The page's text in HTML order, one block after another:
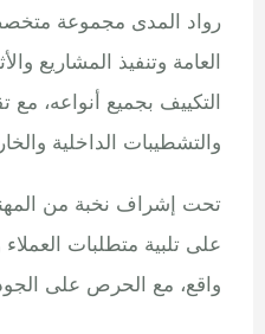
رواد المدى مجموعة
العامة وتنفيذ المشاريع
التكييف بجميع أنواعه، مع
والتشطيبات الداخلية
تحت إشراف نخبة من
على تلبية متطلبات
واقع، مع الحرص على